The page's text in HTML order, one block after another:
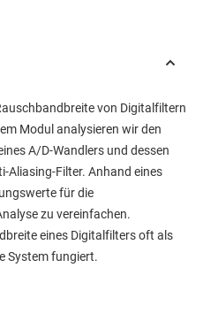
von Digitalfiltern
Modul analysieren wir den
A/D-Wandlers und dessen
Aliasing-Filter. Anhand eines
für die
zu vereinfachen.
eines Digitalfilters oft als
System fungiert.